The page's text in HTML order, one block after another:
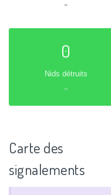
=
0
Nids détruits
=
Carte des
signalements